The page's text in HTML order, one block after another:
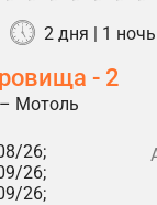
2 дня | 1 ночь
- 2
Мотоль
26;
26;
26;